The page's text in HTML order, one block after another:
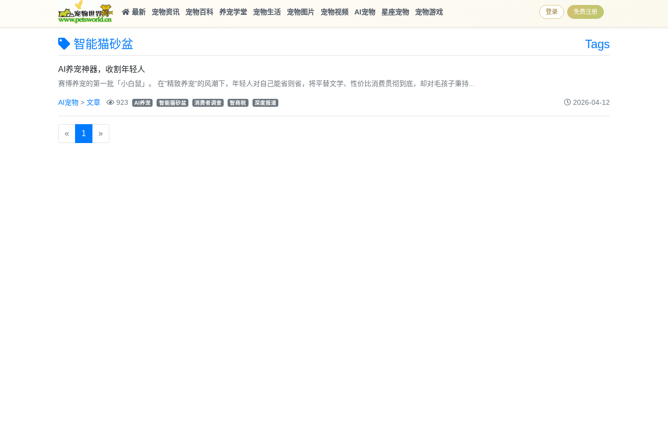
最新 宠物资讯 宠物百科 养宠学堂 宠物生活 宠物图片 宠物视频 AI宠物 星座宠物 宠物游戏 登录 免费注册
智能猫砂盆 Tags
AI养宠神器，收割年轻人
赛博养宠的第一批「小白鼠」。 在"精致养宠"的风潮下，年轻人对自己能省则省，将平替文学、性价比消费贯彻到底，却对毛孩子秉持...
AI宠物 > 文章 923 AI养宠 智能猫砂盆 消费者调查 智商税 深度报道 2026-04-12
« 1 »